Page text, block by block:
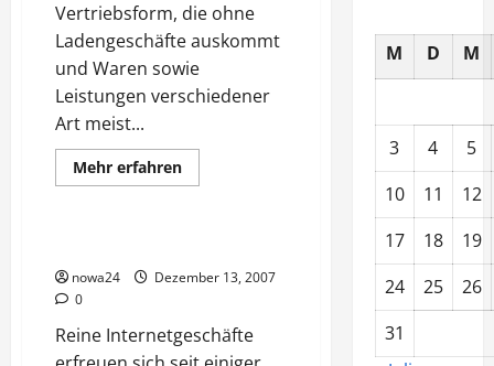
Vertriebsform, die ohne
Ladengeschäfte auskommt
und Waren sowie
Leistungen verschiedener
Art meist...
Mehr erfahrenMehr
Informationen
Vorsicht Risiko!
nowa24
Dezember 13, 2007
0
Reine Internetgeschäfte
M D M
3 4
5
10
11
12
17
18
19
24
25
26
31